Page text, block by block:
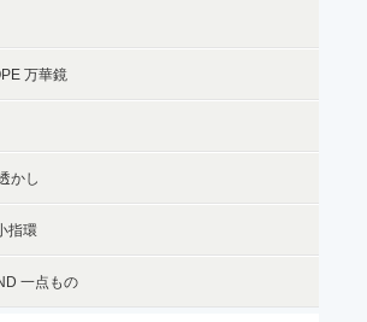
万華鏡
かし
指環
一点もの